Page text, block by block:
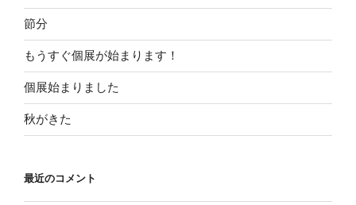
節分
もうすぐ個展が始まります！
個展始まりました
秋がきた
最近のコメント